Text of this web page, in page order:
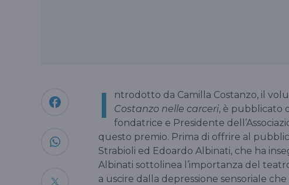
I ntrodotto da Camilla Costanzo, il
Costanzo nelle carceri, è pubblicato
fondatrice e Presidente
questo premio. Prima di offrire al
Strabioli ed Edoardo Albinati, che ha
Albinati sottolinea l’importanza del
a uscire dalla depressione sensoriale